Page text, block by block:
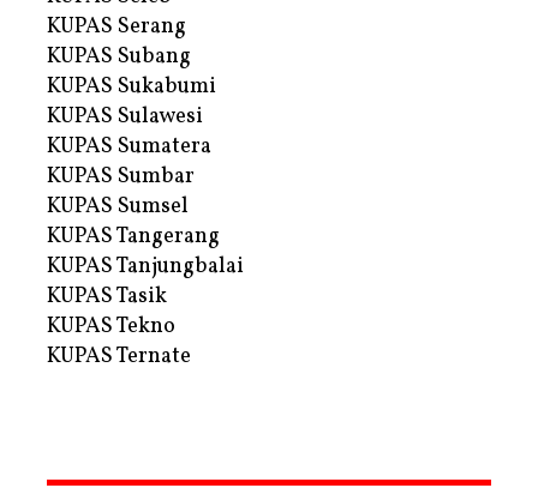
KUPAS Serang
KUPAS Subang
KUPAS Sukabumi
KUPAS Sulawesi
KUPAS Sumatera
KUPAS Sumbar
KUPAS Sumsel
KUPAS Tangerang
KUPAS Tanjungbalai
KUPAS Tasik
KUPAS Tekno
KUPAS Ternate